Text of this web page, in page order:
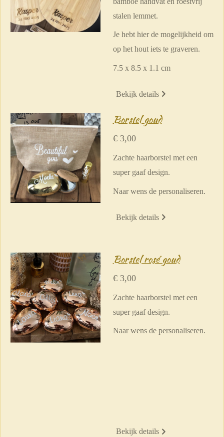
stalen lemmet.
Je hebt hier de mogelijkheid om
op het hout iets te graveren.
7.5 x 8.5 x 1.1 cm
Bekijk details
Borstel goud
€ 3,00
Zachte haarborstel met een
super gaaf design.
Naar wens de personaliseren.
Bekijk details
Borstel rosé goud
€ 3,00
Zachte haarborstel met een
super gaaf design.
Naar wens de personaliseren.
Bekijk details